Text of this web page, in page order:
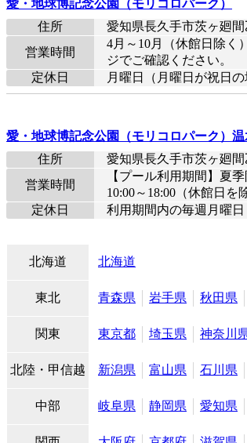
愛・地球博記念公園（モリコロパーク）
住所
愛知県長久手市茨ヶ廻間
営業時間
4月～10月（休館日除く
ジでご確認ください。
定休日
月曜日（月曜日が祝日
愛・地球博記念公園（モリコロパーク）
住所
愛知県長久手市茨ヶ廻間
営業時間
【プール利用期間】夏
10:00～18:00（休館日を
定休日
利用期間内の毎週月曜
北海道 北海道
東北 青森県 岩手県 秋田県
関東 東京都 埼玉県 神奈川
北陸・甲信越 新潟県 富山県 石川県
中部 岐阜県 静岡県 愛知県